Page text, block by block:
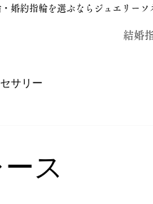
婚約指輪を選ぶならジュエリーソ
結婚
サリー
ーソネット熊本 カラ
ス